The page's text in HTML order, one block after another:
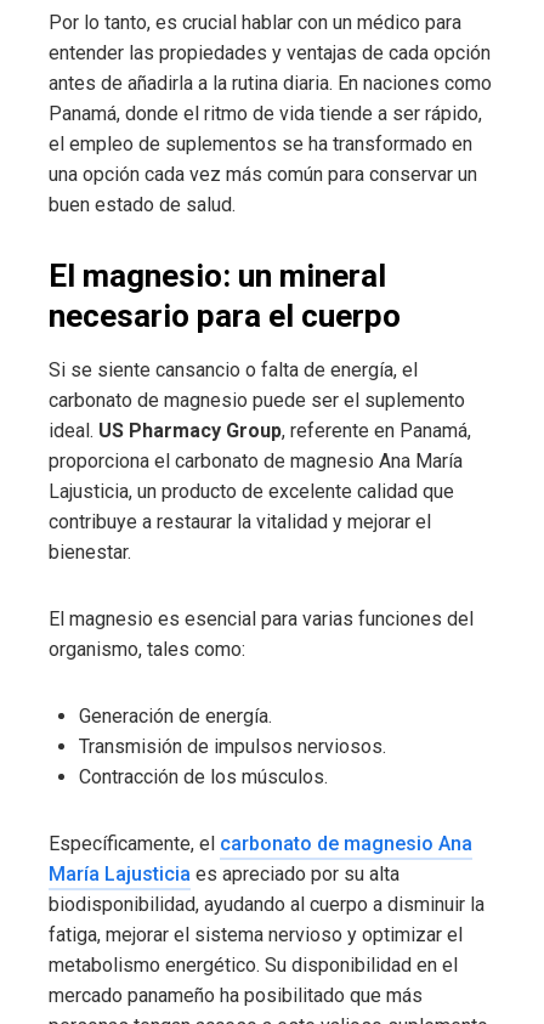
Por lo tanto, es crucial hablar con un médico para
entender las propiedades y ventajas de cada opción
antes de añadirla a la rutina diaria. En naciones como
Panamá, donde el ritmo de vida tiende a ser rápido,
el empleo de suplementos se ha transformado en
una opción cada vez más común para conservar un
buen estado de salud.
El magnesio: un mineral
necesario para el cuerpo
Si se siente cansancio o falta de energía, el
carbonato de magnesio puede ser el suplemento
ideal. US Pharmacy Group, referente en Panamá,
proporciona el carbonato de magnesio Ana María
Lajusticia, un producto de excelente calidad que
contribuye a restaurar la vitalidad y mejorar el
bienestar.
El magnesio es esencial para varias funciones del
organismo, tales como:
Generación de energía.
Transmisión de impulsos nerviosos.
Contracción de los músculos.
Específicamente, el carbonato de magnesio Ana
María Lajusticia es apreciado por su alta
biodisponibilidad, ayudando al cuerpo a disminuir la
fatiga, mejorar el sistema nervioso y optimizar el
metabolismo energético. Su disponibilidad en el
mercado panameño ha posibilitado que más